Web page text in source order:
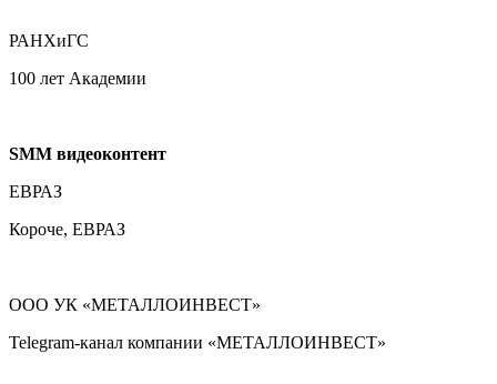
РАНХиГС
100 лет Академии
SMM видеоконтент
ЕВРАЗ
Короче, ЕВРАЗ
ООО УК «МЕТАЛЛОИНВЕСТ»
Telegram-канал компании «МЕТАЛЛОИНВЕСТ»